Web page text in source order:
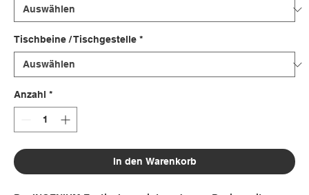
Tischbeine / Tischgestelle *
Anzahl *
In den Warenkorb